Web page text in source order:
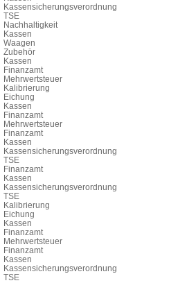
Kassensicherungsverordnung
TSE
Nachhaltigkeit
Kassen
Waagen
Zubehör
Kassen
Finanzamt
Mehrwertsteuer
Kalibrierung
Eichung
Kassen
Finanzamt
Mehrwertsteuer
Finanzamt
Kassen
Kassensicherungsverordnung
TSE
Finanzamt
Kassen
Kassensicherungsverordnung
TSE
Kalibrierung
Eichung
Kassen
Finanzamt
Mehrwertsteuer
Finanzamt
Kassen
Kassensicherungsverordnung
TSE